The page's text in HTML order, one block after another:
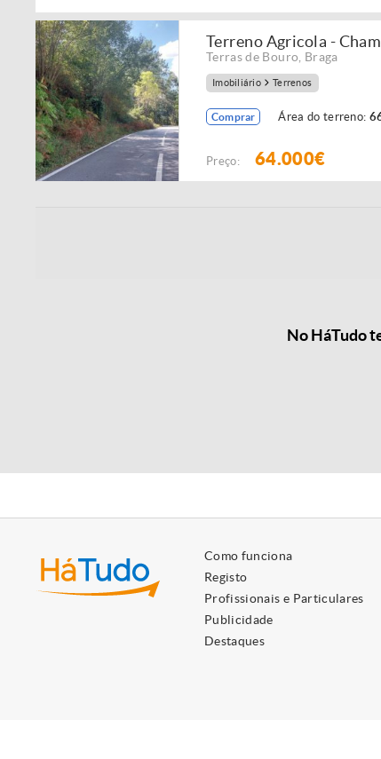
Terreno Agricola -
Terras de Bouro Braga
Imobiliário Terrenos
Comprar Área do terreno:
Preço: 64.000€
No HáTudo
Como funciona
Registo
Profissionais e Particulares
Publicidade
Destaques